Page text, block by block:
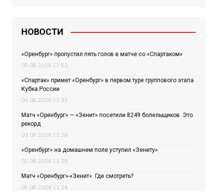
НОВОСТИ
«Оренбург» пропустил пять голов в матче со «Спартаком»
05.08.2026 17:52
«Спартак» примет «Оренбург» в первом туре группового этапа
Кубка России
04.08.2026 11:31
Матч «Оренбург» — «Зенит» посетили 8249 болельщиков. Это
рекорд
03.08.2026 11:28
«Оренбург» на домашнем поле уступил «Зениту»
02.08.2026 11:25
Матч «Оренбург»-«Зенит». Где смотреть?
01.08.2026 11:24